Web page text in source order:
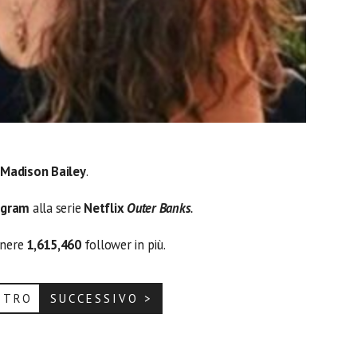
Madison Bailey.
alla serie NetflixOuter Banks.
1,615,460 follower in più.
SUCCESSIVO >